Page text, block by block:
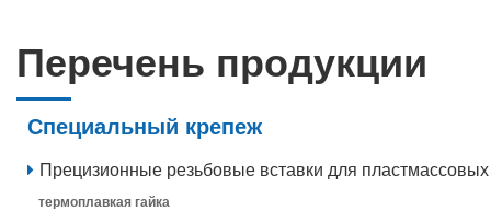
Перечень продукции
Специальный крепеж
Прецизионные резьбовые вставки для пластмассовых
термоплавкая гайка